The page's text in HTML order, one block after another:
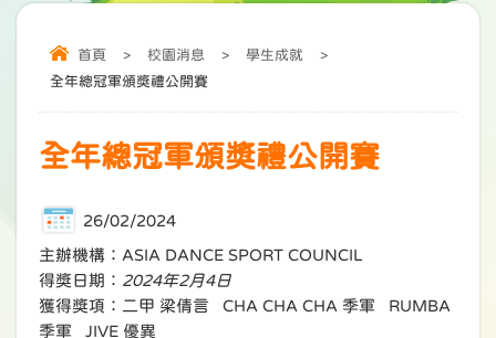
首頁 > 校園消息 > 學生成就
>
全年總冠軍頒獎禮公開賽
全年總冠軍頒獎禮公開賽
26/02/2024
主辦機構：ASIA DANCE SPORT COUNCIL
得獎日期： 2024年2月4日
獲得獎項：二甲 梁倩言 CHA CHA CHA 季軍 RUMBA
季軍 JIVE 優異